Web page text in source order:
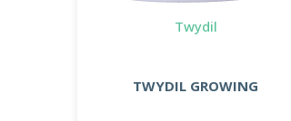
Twydil
TWYDIL GROWING